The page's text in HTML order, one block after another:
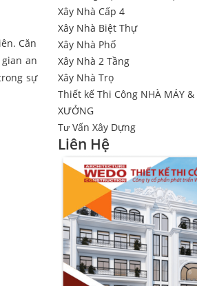
Căn
an
sự
Xây Nhà Cấp 4
Xây Nhà Biệt Thự
Xây Nhà Phố
Xây Nhà 2 Tầng
Xây Nhà Trọ
Thiết kế Thi Công NHÀ MÁY &
XƯỞNG
Tư Vấn Xây Dựng
Liên Hệ